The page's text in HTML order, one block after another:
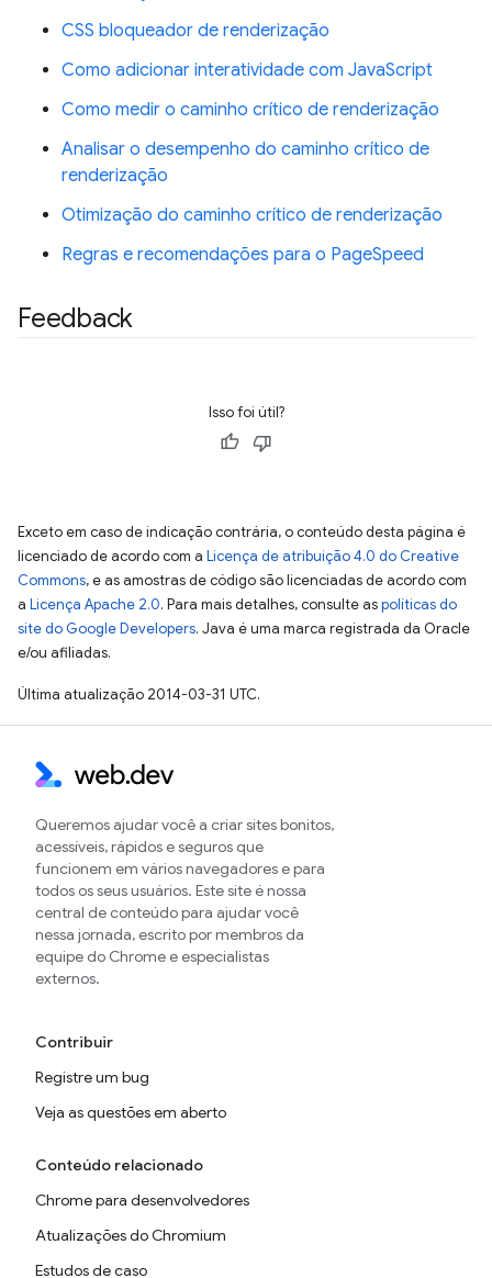
CSS bloqueador de renderização
Como adicionar interatividade com JavaScript
Como medir o caminho crítico de renderização
Analisar o desempenho do caminho crítico de
renderização
Otimização do caminho crítico de renderização
Regras e recomendações para o PageSpeed
Feedback
Isso foi útil?
Exceto em caso de indicação contrária, o conteúdo desta página é
licenciado de acordo com a Licença de atribuição 4.0 do Creative
Commons, e as amostras de código são licenciadas de acordo com
a Licença Apache 2.0. Para mais detalhes, consulte aspolíticas do
site do Google Developers. Java é uma marca registrada da Oracle
e/ou afiliadas.
Última atualização 2014-03-31 UTC.
Queremos ajudar você a criar sites bonitos,
acessíveis, rápidos e seguros que
funcionem em vários navegadores e para
todos os seus usuários. Este site é nossa
central de conteúdo para ajudar você
nessa jornada, escrito por membros da
equipe do Chrome e especialistas
externos.
Contribuir
Registre um bug
Veja as questões em aberto
Conteúdo relacionado
Chrome para desenvolvedores
Atualizações do Chromium
Estudos de caso